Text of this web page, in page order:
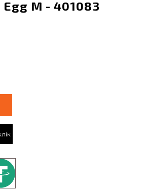
M - 401083